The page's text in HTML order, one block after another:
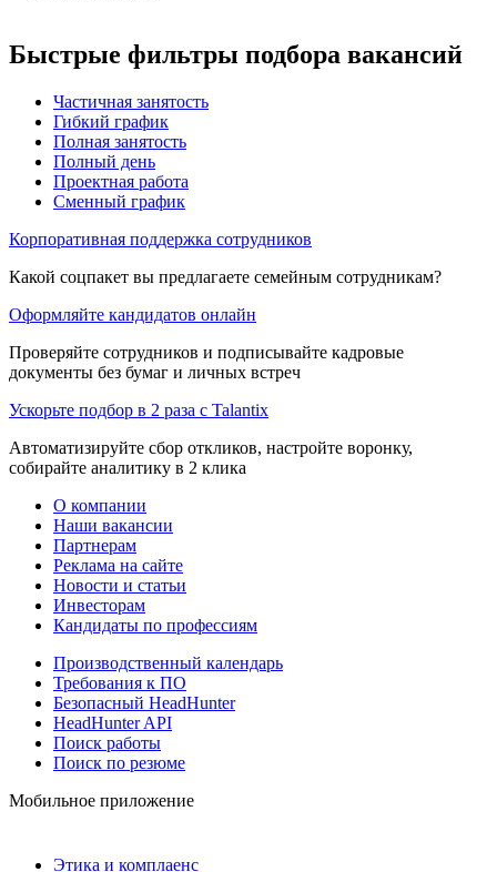
Быстрые фильтры подбора вакансий
Частичная занятость
Гибкий график
Полная занятость
Полный день
Проектная работа
Сменный график
Корпоративная поддержка сотрудников
Какой соцпакет вы предлагаете семейным сотрудникам?
Оформляйте кандидатов онлайн
Проверяйте сотрудников и подписывайте кадровые
документы без бумаг и личных встреч
Ускорьте подбор в 2 раза с Talantix
Автоматизируйте сбор откликов, настройте воронку,
собирайте аналитику в 2 клика
О компании
Наши вакансии
Партнерам
Реклама на сайте
Новости и статьи
Инвесторам
Кандидаты по профессиям
Производственный календарь
Требования к ПО
Безопасный HeadHunter
HeadHunter API
Поиск работы
Поиск по резюме
Мобильное приложение
Этика и комплаенс